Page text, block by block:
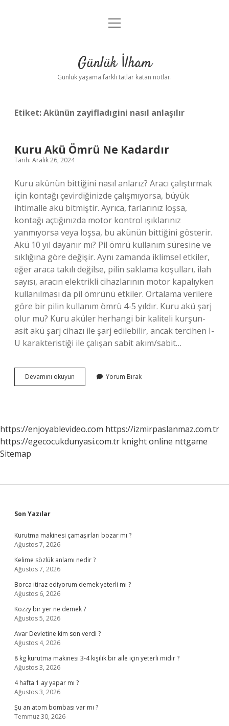
Anasayfa
Yasal Uyarı
menüyü
Günlük İlham
Günlük yaşama farklı tatlar katan notlar.
Etiket:Akünün zayifladıgini nasıl anlaşılır
Kuru Akü Ömrü Ne Kadardır
Tarih: Aralık 26, 2024
Kuru akünün bittiğini nasıl anlarız? Aracı çalıştırmak
için kontağı çevirdiğinizde çalışmıyorsa, büyük
ihtimalle akü bitmiştir. Ayrıca, farlarınız loşsa,
kontağı açtığınızda motor kontrol ışıklarınız
yanmıyorsa veya loşsa, bu akünün bittiğini gösterir.
Akü 10 yıl dayanır mı? Pil ömrü kullanım süresine ve
sıklığına göre değişir. Aynı zamanda iklimsel etkiler,
eğer araca takılı değilse, pilin saklama koşulları, ilah
sayısı, aracın elektrikli cihazlarının motor kapalıyken
kullanılması da pil ömrünü etkiler. Ortalama verilere
göre bir pilin kullanım ömrü 4-5 yıldır. Kuru akü şarj
olur mu? Kuru aküler herhangi bir kaliteli kurşun-
asit akü şarj cihazı ile şarj edilebilir, ancak tercihen I-
U karakteristiği ile çalışan sabit akım/sabit…
Devamını okuyun
Akü
Yorum Bırak
https://enjoyablevideo.com https://izmirpaslanmaz.com.tr
https://egecocukdunyasi.com.tr knight online nttgame
Sitemap
Sidebar
Son Yazılar
Kurutma makinesi çamaşırları bozar mı ?
Ağustos 7, 2026
Kelime sözlük anlamı nedir ?
Ağustos 7, 2026
Borca itiraz ediyorum demek yeterli mi ?
Ağustos 6, 2026
Kozzy bir yer ne demek ?
Ağustos 5, 2026
Avar Devletine kim son verdi ?
Ağustos 4, 2026
8 kg kurutma makinesi 3-4 kişilik bir aile için yeterli midir ?
Ağustos 3, 2026
4 hafta 1 ay yapar mı ?
Ağustos 3, 2026
Şu an atom bombası var mı ?
Temmuz 30, 2026